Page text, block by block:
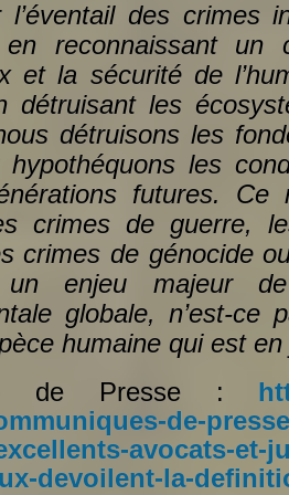
des crimes
reconnaissant un
et la sécurité de
détruisant les
détruisons les
hypothéquons les
futures. Ce
crimes de guerre,
crimes de génocide
un enjeu majeur
globale, n’est-ce
humaine qui est
de Presse :
de-
avocats-et-
devoilent-la-